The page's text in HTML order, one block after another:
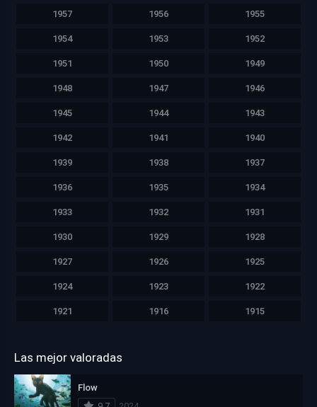
1957 1956 1955
1954 1953 1952
1951 1950 1949
1948 1947 1946
1945 1944 1943
1942 1941 1940
1939 1938 1937
1936 1935 1934
1933 1932 1931
1930 1929 1928
1927 1926 1925
1924 1923 1922
1921 1916 1915
Las mejor valoradas
Flow